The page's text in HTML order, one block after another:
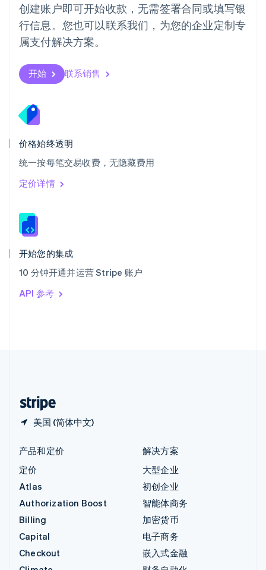
创建账户即可开始收款，无需签署合同或填写银
行信息。您也可以联系我们，为您的企业定制专
属支付解决方案。
开始 联系销售
价格始终透明
统一按每笔交易收费，无隐藏费用
定价详情
开始您的集成
10 分钟开通并运营 Stripe 账户
API 参考
美国 (简体中文)
SvenskaEnglish
瑞士
DeutschFrançais ItalianoEnglish
塞浦路斯
斯洛伐克
English
English
泰国
ไทย
希腊
English
西班牙
Español
新加坡
新西兰
匈牙利
English
ItalianoEnglish
印度
English
产品和定价
定价
Atlas
Authorization Boost
Billing
Capital
Checkout
解决方案
大型企业
初创企业
智能体商务
加密货币
电子商务
嵌入式金融